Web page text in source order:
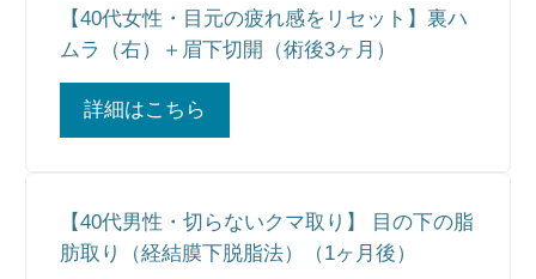
【40代女性・目元の疲れ感をリセット】裏ハ
ムラ（右）＋眉下切開（術後3ヶ月）
詳細はこちら
【40代男性・切らないクマ取り】 目の下の脂
肪取り（経結膜下脱脂法）（1ヶ月後）